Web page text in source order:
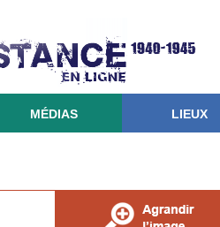
MÉDIAS LIEUX